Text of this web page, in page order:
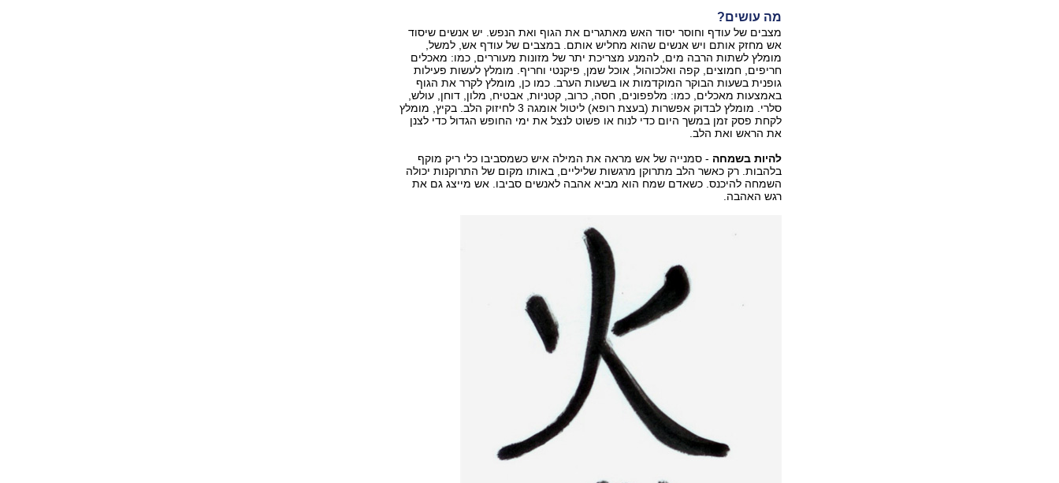
מה עושים?
מצבים של עודף וחוסר יסוד האש מאתגרים את הגוף ואת הנפש. יש אנשים שיסוד
אש מחזק אותם ויש אנשים שהוא מחליש אותם. במצבים של עודף אש, למשל,
מומלץ לשתות הרבה מים, להמנע מצריכת יתר של מזונות מעוררים, כמו: מאכלים
חריפים, חמוצים, קפה ואלכוהול, אוכל שמן, פיקנטי וחריף. מומלץ לעשות פעילות
גופנית בשעות הבוקר המוקדמות או בשעות הערב. כמו כן, מומלץ לקרר את הגוף
באמצעות מאכלים, כמו: מלפפונים, חסה, כרוב, קטניות, אבטיח, מלון, דוחן, עולש,
סלרי. מומלץ לבדוק אפשרות (בעצת רופא) ליטול אומגה 3 לחיזוק הלב. בקיץ, מומלץ
לקחת פסק זמן במשך היום כדי לנוח או פשוט לנצל את ימי החופש הגדול כדי לצנן
את הראש ואת הלב.
להיות בשמחה - סמנייה של אש מראה את המילה איש כשמסביבו כלי ריק מוקף
בלהבות. רק כאשר הלב מתרוקן מרגשות שליליים, באותו מקום של התרוקנות יכולה
השמחה להיכנס. כשאדם שמח הוא מביא אהבה לאנשים סביבו. אש מייצג גם את
רגש האהבה.